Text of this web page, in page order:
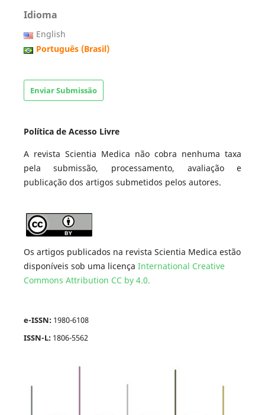
Idioma
English
Português (Brasil)
Enviar Submissão
Política de Acesso Livre
A revista Scientia Medica não cobra nenhuma taxa
pela submissão, processamento, avaliação e
publicação dos artigos submetidos pelos autores.
Os artigos publicados na revista Scientia Medica estão
disponíveis sob uma licença International Creative
Commons Attribution CC by 4.0.
e-ISSN: 1980-6108
ISSN-L: 1806-5562